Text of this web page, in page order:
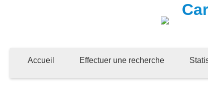
Accueil Effectuer une recherche